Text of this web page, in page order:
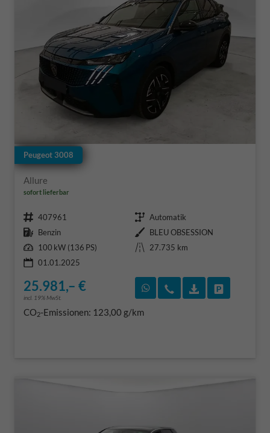
Peugeot 3008
Allure
sofort lieferbar
Fahrzeugnr. 407961 Getriebe Automatik
Kraftstoff Benzin Außenfarbe BLEU OBSESSION
Leistung 100 kW (136 PS) Kilometerstand
27.735 km
01.01.2025
25.981,– €
incl. 19% MwSt.
Rückruf vereinbaren
Wir rufen Sie an
CO2-Emissionen: 123,00 g/km